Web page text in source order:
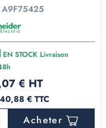
A9F75425
EN STOCK Livraison
€ HT
€ TTC
Acheter